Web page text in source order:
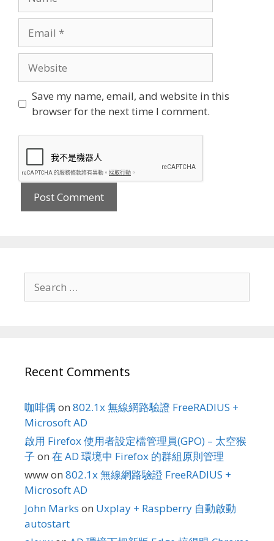
Save my name, email, and website in this
browser for the next time I comment.
for:
Recent Comments
咖啡偶 on 802.1x 無線網路驗證 FreeRADIUS +
Microsoft AD
啟用 Firefox 使用者設定檔管理員(GPO) – 太空猴
子 on 在 AD 環境中 Firefox 的群組原則管理
wwwon 802.1x 無線網路驗證 FreeRADIUS +
Microsoft AD
John Marks on Uxplay + Raspberry 自動啟動
autostart